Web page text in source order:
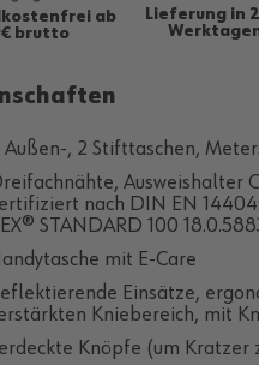
ab
brutto
Lieferung in
Außen-, 2 Stifttaschen,
Ausweishalter
nach DIN EN
STANDARD 100
mit E-Care
Einsätze,
Kniebereich, mit
Knöpfe (um Kratzer